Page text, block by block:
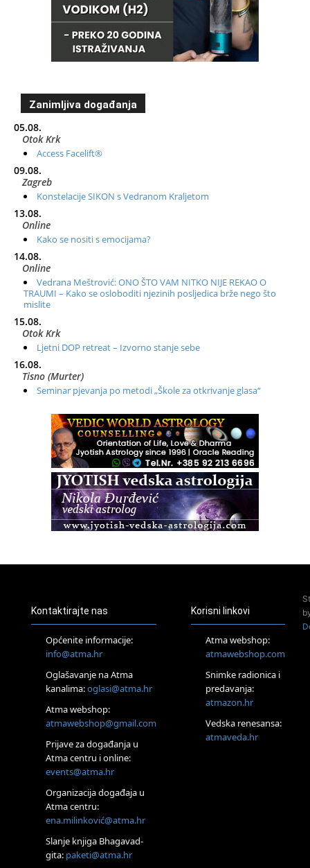
Zanimljiva događanja
05.08.
Otok Krk
Access Facelift®
09.08.
Zagreb
Konstelacije SIKON s Vedranom Kraljetom
13.08.
Online
Kako se nositi s emocijama?
14.08.
Online
Vedrana Meštrović: ONO ŠTO VAM NITKO NIJE REKAO O
TRAUMI – Kako se osloboditi njezinih posljedica brže nego što
mislite
15.08.
Otok Krk
Ljetni DOP retreat – Izvorno stanje sebe
16.08.
Tisno (Murter)
Seminar pjevanja po metodi „Škole za otkrivanje glasa“
Radionica: Pomagači iz drugih dimenzija Online – otvoreno za
Zagreb+Online
Osnovni ThetaHealing® tečaj, Zagreb i Online
Access BARS®, otpusti stres
Pjesma srca / Zagreb
Tečaj Višeg Vodstva, razvijanja intuicije i Akaša zapisa
Online
Postanite Nositelj Vibracije Nove Zemlje
Visoko
Alemka Dauskardt – Jednodnevna radionica sistemskih
konstelacija
Zagreb
HOD PO ŽERAVICI – Seminar koji mijenja tijelo, duh i um
SoulFest – Festival glazbe, mudrosti i zajedništva
Zagreb
Access BARS® edukacija otpusti stres
Kontaktirajte nas
Općenite informacije:
info@atma.hr
Oglašavanje na Atma
kanalima:oglasi@atma.hr
Atma webshop:
atmawebshop@gmail.com
Prijave za događanja u
Atma centru i online:
events@atma.hr
Organizacija događaja u
Atma centru:
ena.milinković@atma.hr
Slanje knjiga Bhagavad-
gita: paketi@atma.hr
Korisni linkovi
Atma webshop:
atmawebshop.com
Snimke radionica i
predavanja:
atmazon.hr
Vedska renesansa:
atmaveda.hr